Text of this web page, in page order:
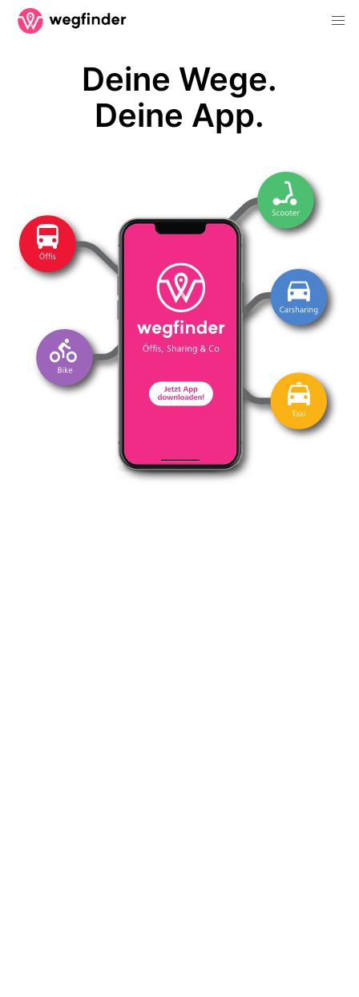
Deine Wege.
Deine App.